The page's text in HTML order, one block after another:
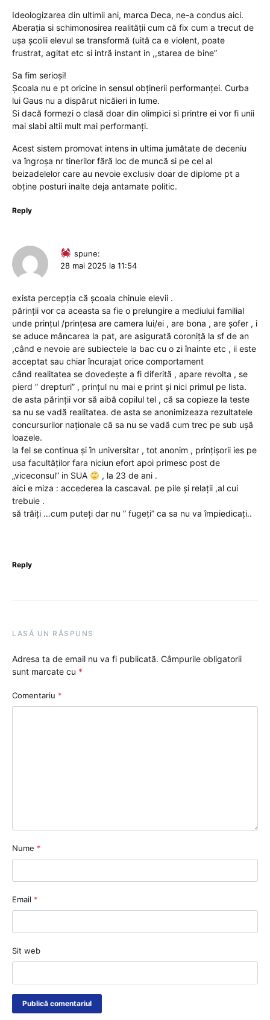
Ideologizarea din ultimii ani, marca Deca, ne-a condus aici.
Aberația si schimonosirea realității cum că fix cum a trecut de
ușa școlii elevul se transformă (uită ca e violent, poate
frustrat, agitat etc si intră instant in ,,starea de bine”
Sa fim serioși!
Școala nu e pt oricine in sensul obținerii performanței. Curba
lui Gaus nu a dispărut nicăieri in lume.
Si dacă formezi o clasă doar din olimpici si printre ei vor fi unii
mai slabi altii mult mai performanți.
Acest sistem promovat intens in ultima jumătate de deceniu
va îngroșa nr tinerilor fără loc de muncă si pe cel al
beizadelelor care au nevoie exclusiv doar de diplome pt a
obține posturi inalte deja antamate politic.
Reply
spune:
28 mai 2025 la 11:54
exista percepția că școala chinuie elevii .
părinții vor ca aceasta sa fie o prelungire a mediului familial
unde prințul /prințesa are camera lui/ei , are bona , are șofer , i
se aduce mâncarea la pat, are asigurată coroniță la sf de an
,când e nevoie are subiectele la bac cu o zi înainte etc , ii este
acceptat sau chiar încurajat orice comportament
când realitatea se dovedește a fi diferită , apare revolta , se
pierd ” drepturi” , prințul nu mai e print și nici primul pe lista.
de asta părinții vor să aibă copilul tel , că sa copieze la teste
sa nu se vadă realitatea. de asta se anonimizeaza rezultatele
concursurilor naționale că sa nu se vadă cum trec pe sub ușă
loazele.
la fel se continua și în universitar , tot anonim , prințișorii ies pe
usa facultăților fara niciun efort apoi primesc post de
„viceconsul” in SUA
, la 23 de ani .
aici e miza : accederea la cascaval. pe pile și relații ,al cui
trebuie .
să trăiți …cum puteți dar nu ” fugeți” ca sa nu va împiedicați..
Reply
LASĂ UN RĂSPUNS
Adresa ta de email nu va fi publicată. Câmpurile obligatorii
sunt marcate cu *
Comentariu *
Nume *
Email *
Sit web